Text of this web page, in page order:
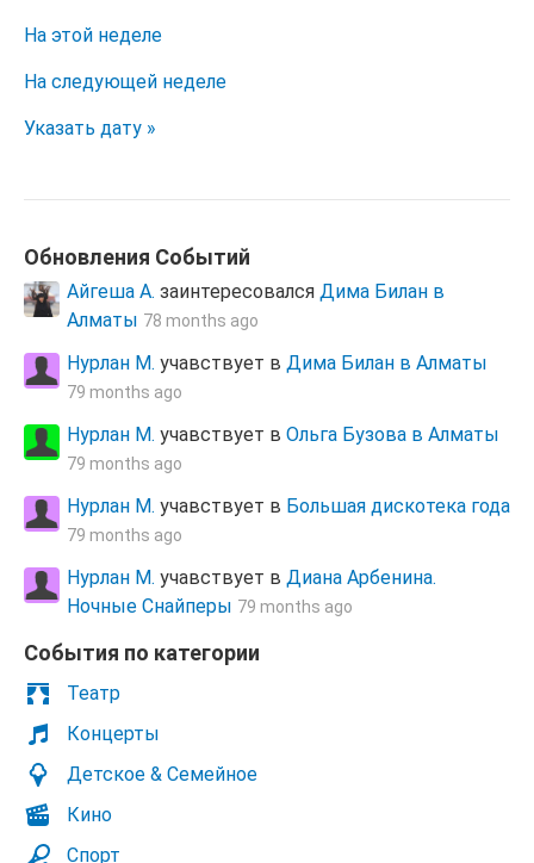
На этой неделе
На следующей неделе
Указать дату »
Обновления Cобытий
Айгеша А. заинтересовался Дима Билан в
Алматы 78 months ago
Нурлан М. учавствует в Дима Билан в Алматы
79 months ago
Нурлан М. учавствует в Ольга Бузова в Алматы
79 months ago
Нурлан М. учавствует в Большая дискотека года
79 months ago
Нурлан М. учавствует в Диана Арбенина.
Ночные Снайперы 79 months ago
Cобытия по категории
Театр
Концерты
Детское & Семейное
Кино
Спорт